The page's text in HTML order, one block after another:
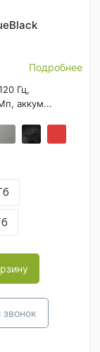
Подробнее
Гц,
аккум...